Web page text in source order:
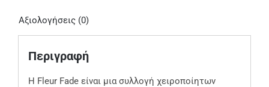
Αξιολογήσεις (0)
Περιγραφή
Η Fleur Fade είναι μια συλλογή χειροποίητων